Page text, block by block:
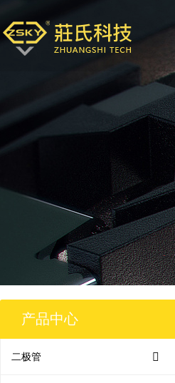
产品中心
二极管